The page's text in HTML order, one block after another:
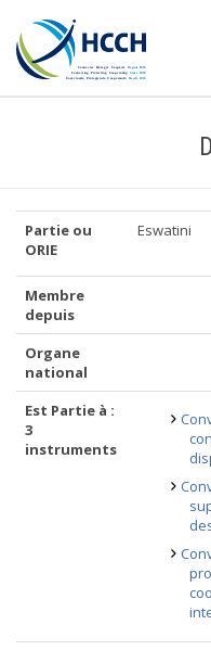
Partie ou
ORIE
Eswatini
Membre
depuis
Organe
national
Est Partie à :
3
instruments